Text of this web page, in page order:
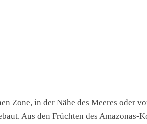
Zone, in der Nähe des Meeres oder
Aus den Früchten des Amazonas-